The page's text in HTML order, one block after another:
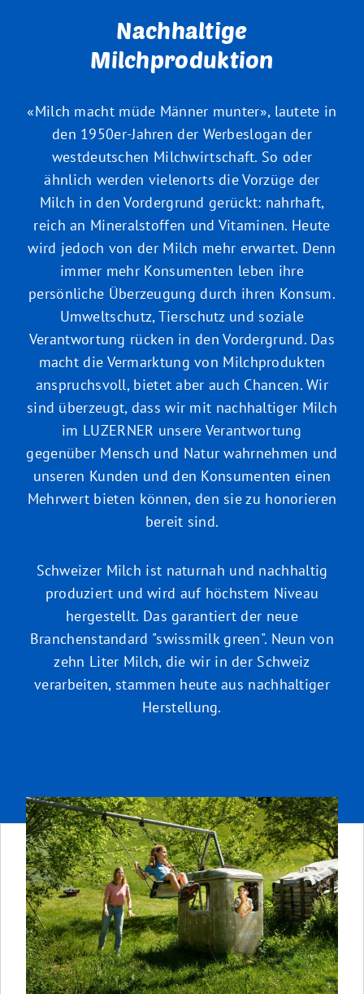
Nachhaltige
Milchproduktion
«Milch macht müde Männer munter», lautete in
den 1950er-Jahren der Werbeslogan der
westdeutschen Milchwirtschaft. So oder
ähnlich werden vielenorts die Vorzüge der
Milch in den Vordergrund gerückt: nahrhaft,
reich an Mineralstoffen und Vitaminen. Heute
wird jedoch von der Milch mehr erwartet. Denn
immer mehr Konsumenten leben ihre
persönliche Überzeugung durch ihren Konsum.
Umweltschutz, Tierschutz und soziale
Verantwortung rücken in den Vordergrund. Das
macht die Vermarktung von Milchprodukten
anspruchsvoll, bietet aber auch Chancen. Wir
sind überzeugt, dass wir mit nachhaltiger Milch
im LUZERNER unsere Verantwortung
gegenüber Mensch und Natur wahrnehmen und
unseren Kunden und den Konsumenten einen
Mehrwert bieten können, den sie zu honorieren
bereit sind.
Schweizer Milch ist naturnah und nachhaltig
produziert und wird auf höchstem Niveau
hergestellt. Das garantiert der neue
Branchenstandard "swissmilk green". Neun von
zehn Liter Milch, die wir in der Schweiz
verarbeiten, stammen heute aus nachhaltiger
Herstellung.